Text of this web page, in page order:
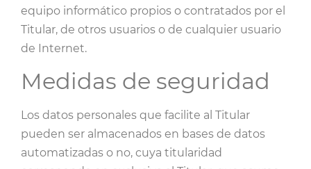
equipo informático propios o contratados por el
Titular, de otros usuarios o de cualquier usuario
de Internet.
Medidas de seguridad
Los datos personales que facilite al Titular
pueden ser almacenados en bases de datos
automatizadas o no, cuya titularidad